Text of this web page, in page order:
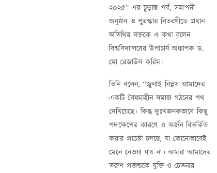
২০২৫”-এর চূড়ান্ত পর্ব, সমাপনী
অনুষ্ঠান ও পুরস্কার বিতরণীতে প্রধান
অতিথির বক্তব্যে এ কথা বলেন
বিশ্ববিদ্যালয়ের উপাচার্য অধ্যাপক ড.
মো রেজাউল করিম।
তিনি বলেন, “জুলাই বিপ্লব আমাদের
একটি বৈষম্যহীন সমাজ গঠনের পথ
দেখিয়েছে। কিন্তু দুঃখজনকভাবে কিছু
পদক্ষেপের কারণে এ অর্জন বিতর্কিত
করার প্রচেষ্টা চলছে, যা কোনোভাবেই
মেনে নেওয়া যায় না। আমরা আমাদের
তরুণ প্রজন্মকে যুক্তি ও চেতনার